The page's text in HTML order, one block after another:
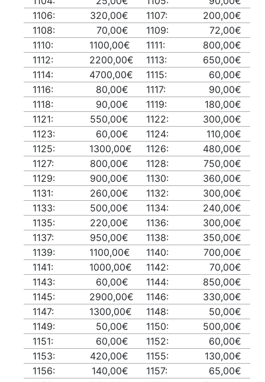
1106:
320,00€ 1107:
200,00€
1108:
70,00€ 1109:
72,00€
1110:
1100,00€ 1111:
800,00€
1112:
2200,00€ 1113:
650,00€
1114:
4700,00€ 1115:
60,00€
1116:
80,00€ 1117:
90,00€
1118:
90,00€ 1119:
180,00€
1121:
550,00€ 1122:
300,00€
1123:
60,00€ 1124:
110,00€
1125:
1300,00€ 1126:
480,00€
1127:
800,00€ 1128:
750,00€
1129:
900,00€ 1130:
360,00€
1131:
260,00€ 1132:
300,00€
1133:
500,00€ 1134:
240,00€
1135:
220,00€ 1136:
300,00€
1137:
950,00€ 1138:
350,00€
1139:
1100,00€ 1140:
700,00€
1141:
1000,00€ 1142:
70,00€
1143:
60,00€ 1144:
850,00€
1145:
2900,00€ 1146:
330,00€
1147:
1300,00€ 1148:
50,00€
1149:
50,00€ 1150:
500,00€
1151:
60,00€ 1152:
60,00€
1153:
420,00€ 1155:
130,00€
1156:
140,00€ 1157:
65,00€